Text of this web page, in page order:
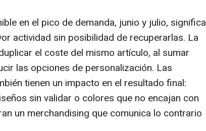
en el pico de demanda, junio y julio, significa
actividad sin posibilidad de recuperarlas. La
el coste del mismo artículo, al sumar
las opciones de personalización. Las
tienen un impacto en el resultado final:
sin validar o colores que no encajan con
un merchandising que comunica lo contrario